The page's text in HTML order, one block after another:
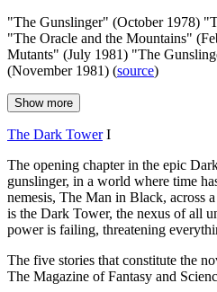
"The Gunslinger" (October 1978)
"The Oracle and the Mountains"
Mutants" (July 1981) "The
(November 1981) (source)
Show more
The Dark TowerI
The opening chapter in the epic
gunslinger, in a world where time
nemesis, The Man in Black, across
is the Dark Tower, the nexus of all
power is failing, threatening
The five stories that constitute the
The Magazine of Fantasy and